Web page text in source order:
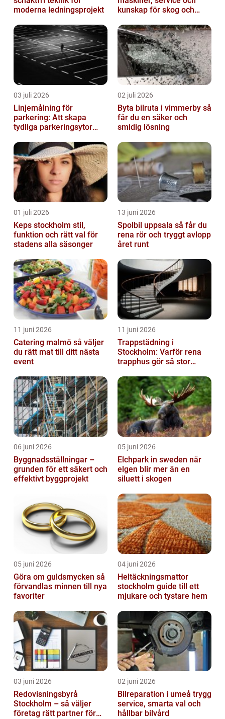
moderna ledningsprojekt
kunskap för skog och
03 juli 2026
Linjemålning för
parkering: Att skapa
tydliga parkeringsytor
parkeringslinjer
02 juli 2026
Byta bilruta i vimmerby så
får du en säker och
smidig lösning
01 juli 2026
Keps stockholm stil,
funktion och rätt val för
stadens alla säsonger
13 juni 2026
Spolbil uppsala så får du
rena rör och tryggt avlopp
året runt
11 juni 2026
Catering malmö så väljer
du rätt mat till ditt nästa
event
11 juni 2026
Trappstädning i
Stockholm: Varför rena
trapphus gör så stor
06 juni 2026
Byggnadsställningar –
grunden för ett säkert och
effektivt byggprojekt
05 juni 2026
Elchpark in sweden när
elgen blir mer än en
siluett i skogen
05 juni 2026
Göra om guldsmycken så
förvandlas minnen till nya
favoriter
04 juni 2026
Heltäckningsmattor
stockholm guide till ett
mjukare och tystare hem
03 juni 2026
Redovisningsbyrå
Stockholm – så väljer
företag rätt partner för
02 juni 2026
Bilreparation i umeå trygg
service, smarta val och
hållbar bilvård